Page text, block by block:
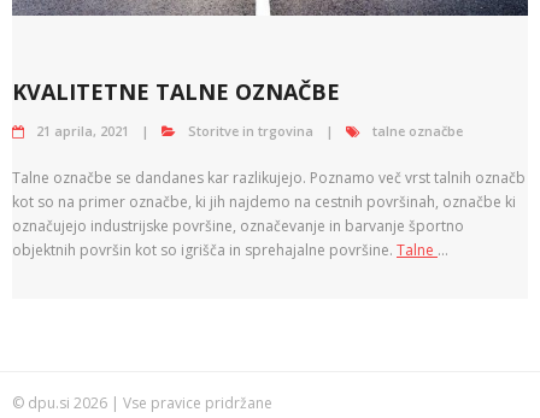
KVALITETNE TALNE OZNAČBE
21 aprila, 2021 Storitve in trgovina talne označbe
Talne označbe se dandanes kar razlikujejo. Poznamo več vrst talnih označb
kot so na primer označbe, ki jih najdemo na cestnih površinah, označbe ki
označujejo industrijske površine, označevanje in barvanje športno
objektnih površin kot so igrišča in sprehajalne površine. Talne …
© dpu.si 2026 | Vse pravice pridržane